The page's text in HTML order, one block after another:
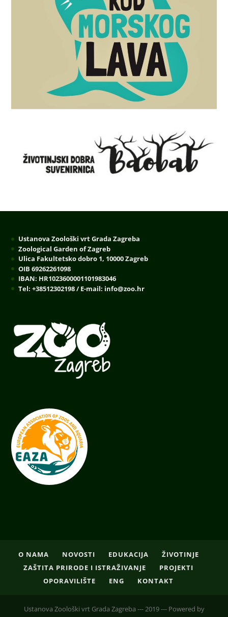
Ustanova Zoološki vrt Grada Zagreba
Zoological Garden of Zagreb
Ulica Fakultetsko dobro 1, 10000 Zagreb
OIB 69262261098
IBAN: HR1023600001101983046
Tel: +38512302198 / E-mail: info@zoo.hr
O NAMA NOVOSTI EDUKACIJA
ŽIVOTINJE
ZAŠTITA PRIRODE I ISTRAŽIVANJE
PROJEKTI
OPORAVILIŠTE
ENG KONTAKT
Ustanova Zoološki vrt Grada Zagreba --- 2019 --- Powered by